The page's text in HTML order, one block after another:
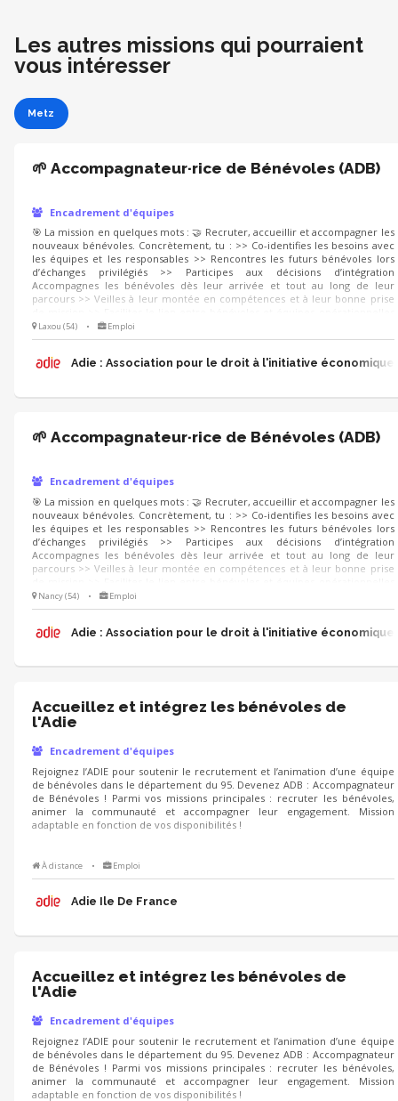
Les autres missions qui pourraient
vous intéresser
Metz
🌱 Accompagnateur·rice de Bénévoles (ADB)
Encadrement d'équipes
🎯 La mission en quelques mots : 🤝 Recruter, accueillir et accompagner les
nouveaux bénévoles. Concrètement, tu : >> Co-identifies les besoins avec
les équipes et les responsables >> Rencontres les futurs bénévoles lors
d’échanges privilégiés >> Participes aux décisions d’intégration
Accompagnes les bénévoles dès leur arrivée et tout au long de leur
parcours >> Veilles à leur montée en compétences et à leur bonne prise
En conclusion : 👉 Tu fais en sorte que chacun se sente à sa place, utile et
reconnu.
Laxou (54) • Emploi
Adie : Association pour le droit à l'initiative économique
🌱 Accompagnateur·rice de Bénévoles (ADB)
Encadrement d'équipes
🎯 La mission en quelques mots : 🤝 Recruter, accueillir et accompagner les
nouveaux bénévoles. Concrètement, tu : >> Co-identifies les besoins avec
les équipes et les responsables >> Rencontres les futurs bénévoles lors
d’échanges privilégiés >> Participes aux décisions d’intégration
Accompagnes les bénévoles dès leur arrivée et tout au long de leur
parcours >> Veilles à leur montée en compétences et à leur bonne prise
En conclusion : 👉 Tu fais en sorte que chacun se sente à sa place, utile et
reconnu.
Nancy (54) • Emploi
Adie : Association pour le droit à l'initiative économique
Accueillez et intégrez les bénévoles de
l'Adie
Encadrement d'équipes
Rejoignez l’ADIE pour soutenir le recrutement et l’animation d’une équipe
de bénévoles dans le département du 95. Devenez ADB : Accompagnateur
de Bénévoles ! Parmi vos missions principales : recruter les bénévoles,
animer la communauté et accompagner leur engagement. Mission
adaptable en fonction de vos disponibilités !
À distance • Emploi
Adie Ile De France
Accueillez et intégrez les bénévoles de
l'Adie
Encadrement d'équipes
Rejoignez l’ADIE pour soutenir le recrutement et l’animation d’une équipe
de bénévoles dans le département du 95. Devenez ADB : Accompagnateur
de Bénévoles ! Parmi vos missions principales : recruter les bénévoles,
animer la communauté et accompagner leur engagement. Mission
adaptable en fonction de vos disponibilités !